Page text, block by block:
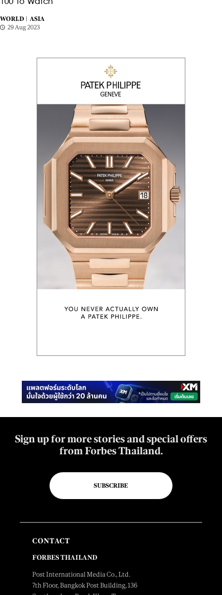
WORLD |
ASIA
29 Aug 2023
Sign up for more stories and special offers
from Forbes Thailand.
SUBSCRIBE
CONTACT
FORBES THAILAND
Post International Media Co., Ltd.
7th Floor, Bangkok Post Building, 136